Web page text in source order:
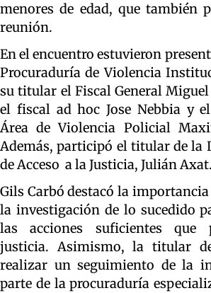
menores de edad, que también
reunión.
En el encuentro estuvieron
Procuraduría de Violencia
su titular el Fiscal General
el fiscal ad hoc Jose Nebbia y
Área de Violencia Policial
Además, participó el titular de la
de Acceso a la Justicia, Julián Axat.
Gils Carbó destacó la
la investigación de lo sucedido
las acciones suficientes que
justicia. Asimismo, la titular
realizar un seguimiento de la
parte de la procuraduría